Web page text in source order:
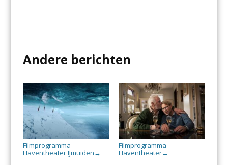
Andere berichten
Filmprogramma
Haventheater IJmuiden →
Filmprogramma
Haventheater→